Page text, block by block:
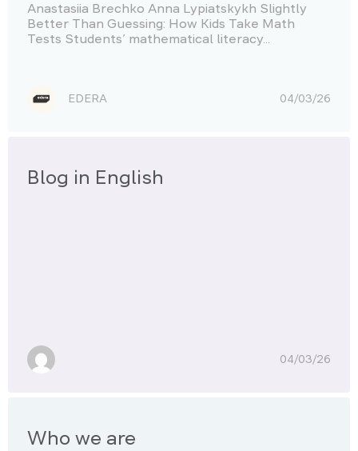
Anastasiia Brechko Anna Lypiatskykh Slightly
Better Than Guessing: How Kids Take Math
Tests Students’ mathematical literacy...
EDERA 04/03/26
Blog in English
04/03/26
Who we are